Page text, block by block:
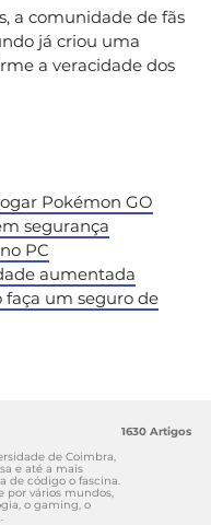
a comunidade de fãs
já criou uma
a veracidade dos
Pokémon GO
segurança
PC
aumentada
faça um seguro de
de Coimbra,
e até a mais
de código o fascina.
por vários mundos,
o gaming, o
1630 Artigos